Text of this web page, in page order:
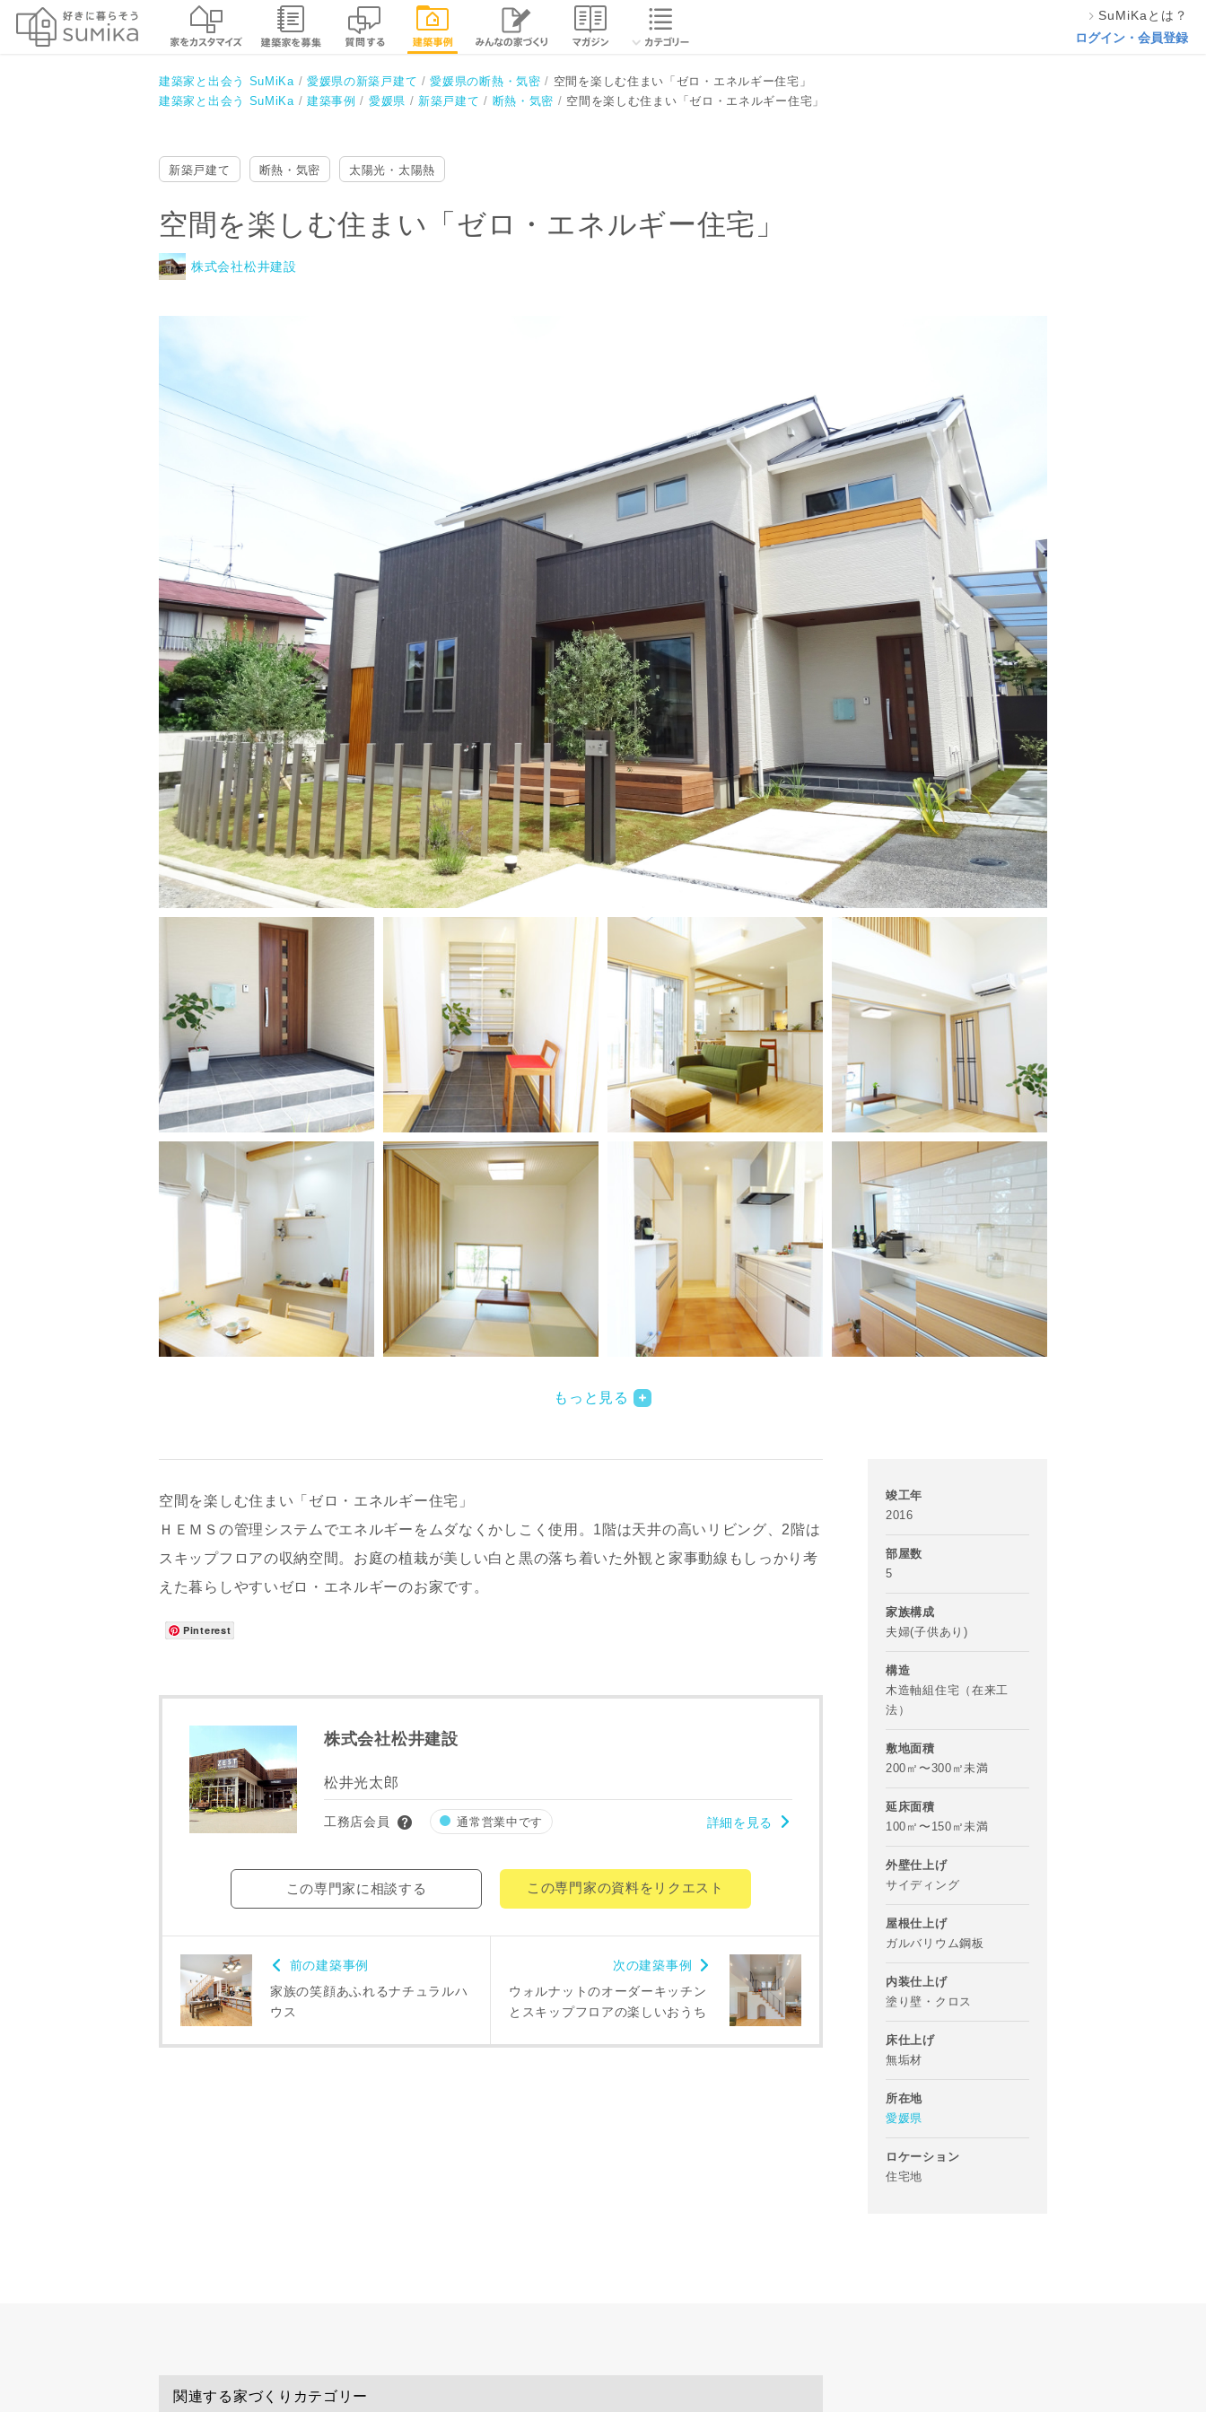
閉じる
SuMiKaとは？
ログイン・会員登録
建築家と出会う SuMiKa 愛媛県の新築戸建て 愛媛県の断熱・気密
空間を楽しむ住まい「ゼロ・エネルギー住宅」
建築家と出会う SuMiKa
建築事例 愛媛県 新築戸建て 断熱・気密 空間を楽しむ住まい「ゼロ・エネルギー住宅」
空間を楽しむ住まい「ゼロ・エネルギー住宅」
株式会社松井建設
新築戸建て 断熱・気密 太陽光・太陽熱
空間を楽しむ住まい「ゼロ・エネルギー住宅」
株式会社松井建設
もっと見る
空間を楽しむ住まい「ゼロ・エネルギー住宅」
ＨＥＭＳの管理システムでエネルギーをムダなくかしこく使用。1階は天井の高いリビング、2階は
スキップフロアの収納空間。お庭の植栽が美しい白と黒の落ち着いた外観と家事動線もしっかり考
えた暮らしやすいゼロ・エネルギーのお家です。
Pinterest
株式会社松井建設
松井光太郎
工務店会員 通常営業中です 詳細を見る
この専門家に相談する この専門家の資料をリクエスト
前の建築事例
家族の笑顔あふれるナチュラルハ
ウス
次の建築事例
ウォルナットのオーダーキッチン
とスキップフロアの楽しいおうち
竣工年
2016
部屋数
5
家族構成
夫婦(子供あり)
構造
木造軸組住宅（在来工
法）
敷地面積
200㎡〜300㎡未満
延床面積
100㎡〜150㎡未満
外壁仕上げ
サイディング
屋根仕上げ
ガルバリウム鋼板
内装仕上げ
塗り壁・クロス
床仕上げ
無垢材
所在地
愛媛県
ロケーション
住宅地
関連する家づくりカテゴリー
お名前
市区町村
番地、建物名
当社は，当社の
専門家の都合により、資料の送付が遅くなったり、送付できない場合があります。あらかじめご